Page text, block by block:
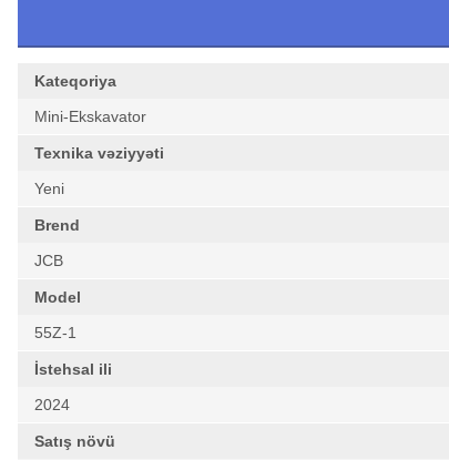
Kateqoriya
Mini-Ekskavator
Texnika vəziyyəti
Yeni
Brend
JCB
Model
55Z-1
İstehsal ili
2024
Satış növü